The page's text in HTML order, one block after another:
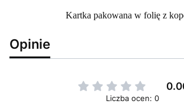
Kartka pakowana w folię z
Opinie
Liczba ocen: 0